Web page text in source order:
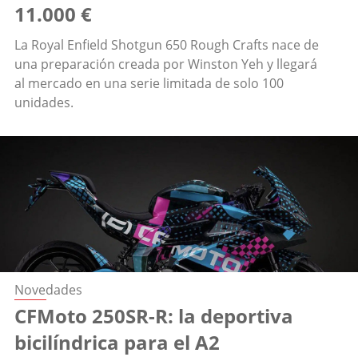
11.000 €
La Royal Enfield Shotgun 650 Rough Crafts nace de
una preparación creada por Winston Yeh y llegará
al mercado en una serie limitada de solo 100
unidades.
Novedades
CFMoto 250SR-R: la deportiva
bicilíndrica para el A2